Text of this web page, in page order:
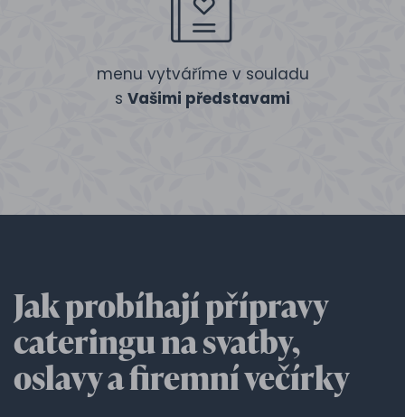
menu vytváříme v souladu
s Vašimi představami
Jak probíhají přípravy
cateringu na svatby,
oslavy a firemní večírky